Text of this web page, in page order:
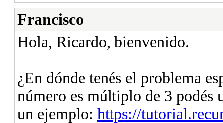
Francisco
Hola, Ricardo, bienvenido.
¿En dónde tenés el problema
número es múltiplo de 3 podés
un ejemplo: https://